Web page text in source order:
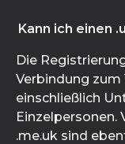
Kann ich einen
Die
Verbindung zum
einschließlich
Einzelpersonen.
.me.uk sind